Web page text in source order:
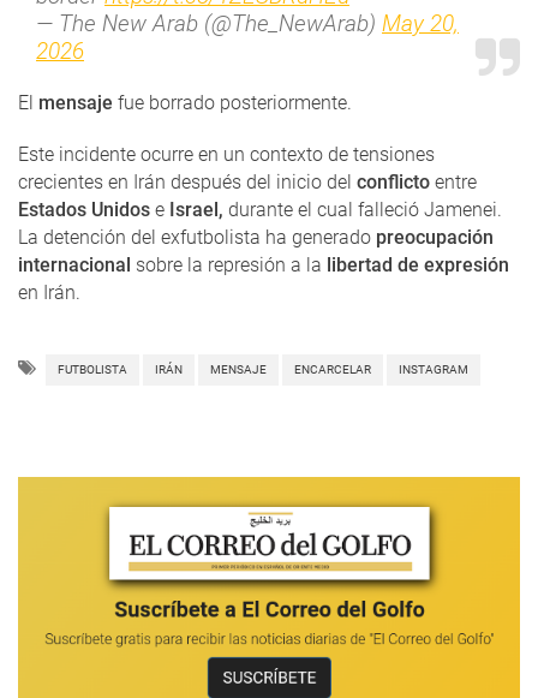
— The New Arab (@The_NewArab) May 20,
2026
El mensaje fue borrado posteriormente.
Este incidente ocurre en un contexto de tensiones
crecientes en Irán después del inicio del conflicto entre
Estados Unidos e Israel, durante el cual falleció Jamenei.
La detención del exfutbolista ha generado preocupación
internacional sobre la represión a la libertad de expresión
en Irán.
FUTBOLISTA IRÁN MENSAJE ENCARCELAR INSTAGRAM